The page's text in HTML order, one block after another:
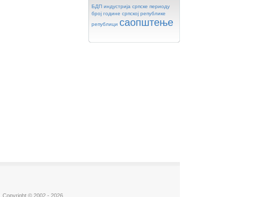
БДП индустрија српске периоду
број године српској републике
републици саопштење
Copyright © 2002 - 2026.